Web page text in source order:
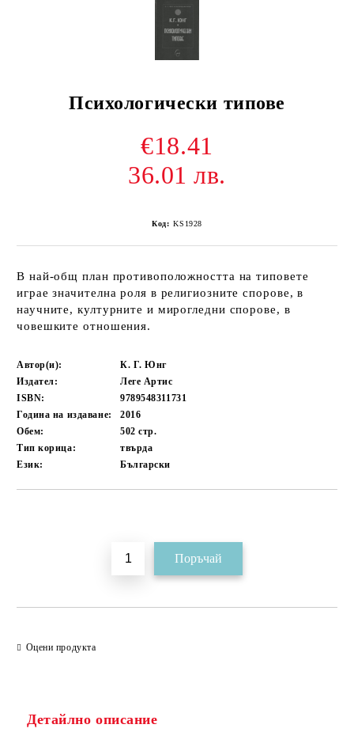
Психологически типове
€18.41
36.01 лв.
Код: KS1928
В най-общ план противоположността на типовете
играе значителна роля в религиозните спорове, в
научните, културните и мирогледни спорове, в
човешките отношения.
Автор(и):
К. Г. Юнг
Издател:
Леге Артис
ISBN:
9789548311731
Година на издаване:
2016
Обем:
502стр.
Тип корица:
твърда
Език:
Български
Оцени продукта
Детайлно описание